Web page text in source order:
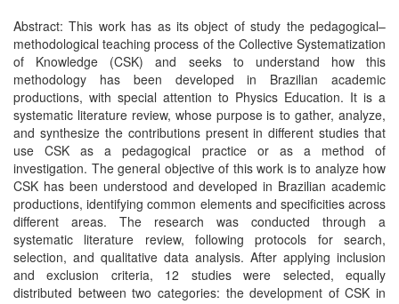
Abstract: This work has as its object of study the pedagogical–
methodological teaching process of the Collective Systematization
of Knowledge (CSK) and seeks to understand how this
methodology has been developed in Brazilian academic
productions, with special attention to Physics Education. It is a
systematic literature review, whose purpose is to gather, analyze,
and synthesize the contributions present in different studies that
use CSK as a pedagogical practice or as a method of
investigation. The general objective of this work is to analyze how
CSK has been understood and developed in Brazilian academic
productions, identifying common elements and specificities across
different areas. The research was conducted through a
systematic literature review, following protocols for search,
selection, and qualitative data analysis. After applying inclusion
and exclusion criteria, 12 studies were selected, equally
distributed between two categories: the development of CSK in